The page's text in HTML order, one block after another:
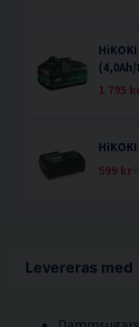
Levereras med
1 795
599 kr